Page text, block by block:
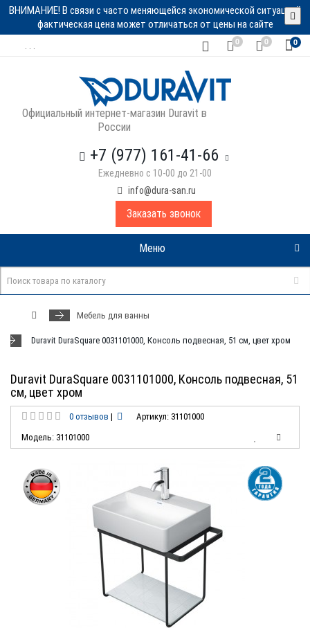
ВНИМАНИЕ! В связи с часто меняющейся экономической ситуацией
фактическая цена может отличаться от цены на сайте
0 0 0
Официальный интернет-магазин Duravit в
России
+7 (977) 161-41-66
Ежедневно с 10-00 до 21-00
info@dura-san.ru
Заказать звонок
Меню
Мебель для ванны
Duravit DuraSquare 0031101000, Консоль подвесная, 51 см, цвет хром
Duravit DuraSquare 0031101000, Консоль подвесная, 51
см, цвет хром
0 отзывов |
Артикул: 31101000
Модель: 31101000